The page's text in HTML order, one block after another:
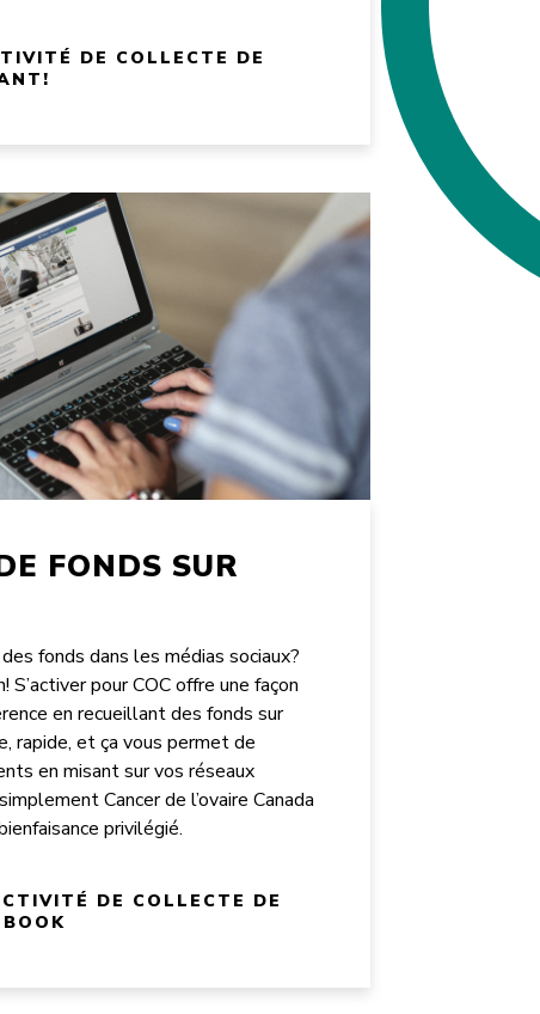
DE COLLECTE DE
FONDS SUR
fonds dans les médias sociaux?
pour COC offre une façon
en recueillant des fonds sur
rapide, et ça vous permet de
en misant sur vos réseaux
Cancer de l’ovaire Canada
privilégié.
DE COLLECTE DE